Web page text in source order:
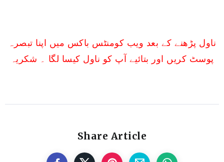
ناول پڑھنے کے بعد ویب کومنٹس باکس میں اپنا تبصرہ
پوسٹ کریں اور بتائیے آپ کو ناول کیسا لگا ۔ شکریہ
Share Article